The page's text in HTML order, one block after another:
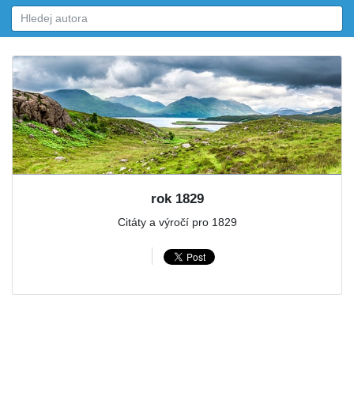
rok 1829
Citáty a výročí pro 1829